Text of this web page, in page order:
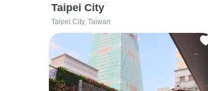
Taipei City
Taipei City, Taiwan